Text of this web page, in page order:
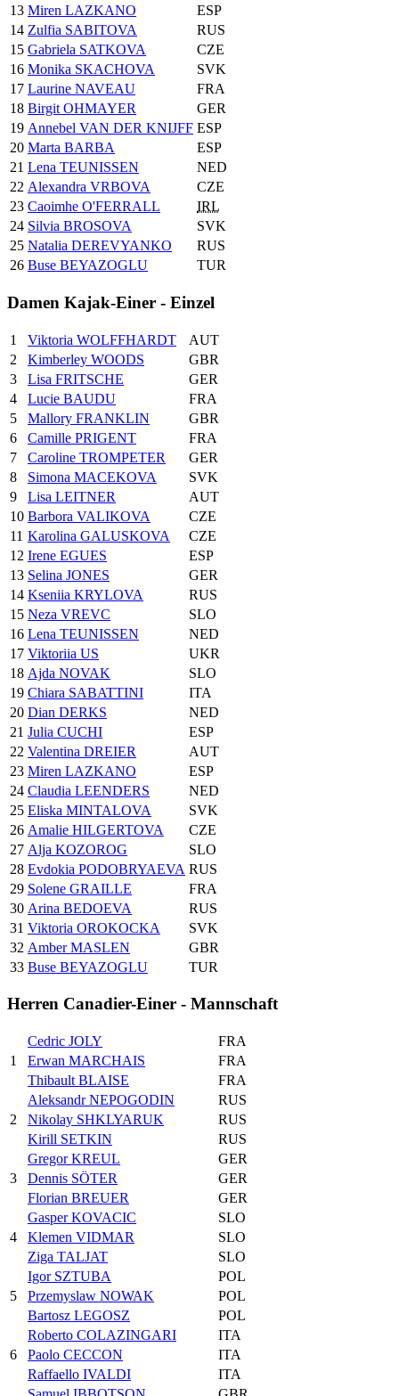
13 Miren LAZKANO
ESP
14 Zulfia SABITOVA
RUS
15 Gabriela SATKOVA
CZE
16 Monika SKACHOVA
SVK
17 Laurine NAVEAU
FRA
18 Birgit OHMAYER
GER
19 Annebel VAN DER KNIJFF ESP
20 Marta BARBA
ESP
21 Lena TEUNISSEN
NED
22 Alexandra VRBOVA
CZE
23 Caoimhe O'FERRALL
IRL
24 Silvia BROSOVA
SVK
25 Natalia DEREVYANKO
RUS
26 Buse BEYAZOGLU TUR
Damen Kajak-Einer - Einzel
1 Viktoria WOLFFHARDT
AUT
2
Kimberley WOODS
GBR
3
Lisa FRITSCHE
GER
4
Lucie BAUDU
FRA
5
Mallory FRANKLIN
GBR
6
Camille PRIGENT
FRA
7
Caroline TROMPETER
GER
8
Simona MACEKOVA
SVK
9
Lisa LEITNER
AUT
10 Barbora VALIKOVA
CZE
11 Karolina GALUSKOVA
CZE
12 Irene EGUES
ESP
13 Selina JONES
GER
14 Kseniia KRYLOVA
RUS
15 Neza VREVC
SLO
16 Lena TEUNISSEN
NED
17 Viktoriia US
UKR
18 Ajda NOVAK
SLO
19 Chiara SABATTINI
ITA
20 Dian DERKS
NED
21 Julia CUCHI
ESP
22 Valentina DREIER
AUT
23 Miren LAZKANO
ESP
24 Claudia LEENDERS
NED
25 Eliska MINTALOVA
SVK
26 Amalie HILGERTOVA
CZE
27 Alja KOZOROG
SLO
28 Evdokia PODOBRYAEVA RUS
29 Solene GRAILLE
FRA
30 Arina BEDOEVA
RUS
31 Viktoria OROKOCKA
SVK
32 Amber MASLEN
GBR
33 Buse BEYAZOGLU TUR
Herren Canadier-Einer - Mannschaft
1
Cedric JOLY
FRA
Erwan MARCHAIS
FRA
Thibault BLAISE
FRA
2
Aleksandr NEPOGODIN
RUS
Nikolay SHKLYARUK
RUS
Kirill SETKIN
RUS
3
Gregor KREUL
GER
Dennis SÖTER
GER
Florian BREUER
GER
4
Gasper KOVACIC
SLO
Klemen VIDMAR
SLO
Ziga TALJAT
SLO
5
Igor SZTUBA
POL
Przemyslaw NOWAK
POL
Bartosz LEGOSZ
POL
6
Roberto COLAZINGARI
ITA
Paolo CECCON
ITA
Raffaello IVALDI
ITA